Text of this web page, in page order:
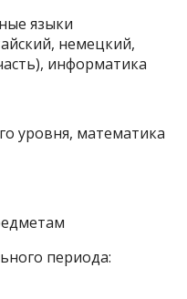
языки
немецкий,
информатика
уровня, математика
периода: